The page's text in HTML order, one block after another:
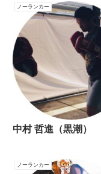
ノーランカー
中村 哲進（黒潮）
ノーランカー